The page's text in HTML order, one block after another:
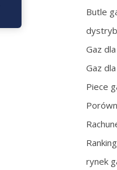
Butle
Gaz
Gaz
Piece
rynek